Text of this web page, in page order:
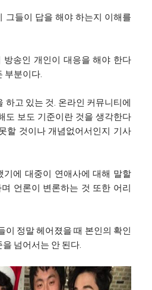
그들이 답을 해야 하는지 이해를
방송인 개인이 대응을 해야 한다
부분이다.
하고 있는 것. 온라인 커뮤니티에
도 보도 기준이란 것을 생각한다
할 것이나 개념없어서인지 기사
기에 대중이 연애사에 대해 말할
언론이 변론하는 것 또한 어리
이 정말 헤어졌을 때 본인의 확인
넘어서는 안 된다.